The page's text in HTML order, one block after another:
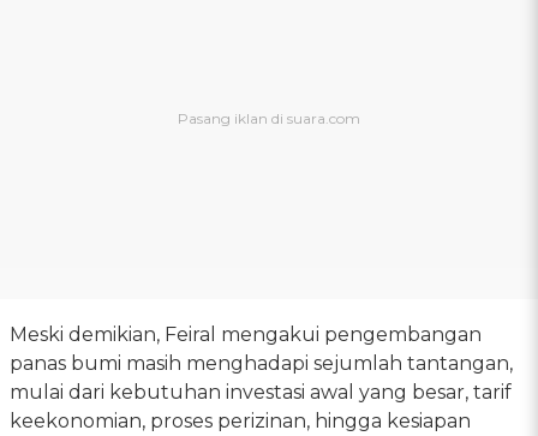
Meski demikian, Feiral mengakui pengembangan
panas bumi masih menghadapi sejumlah tantangan,
mulai dari kebutuhan investasi awal yang besar, tarif
keekonomian, proses perizinan, hingga kesiapan